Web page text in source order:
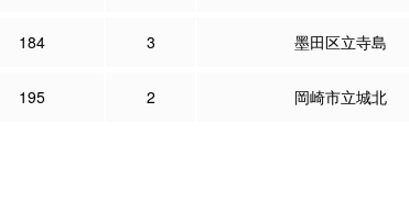
184 3 墨田区立寺島
195 2
岡崎市立城北